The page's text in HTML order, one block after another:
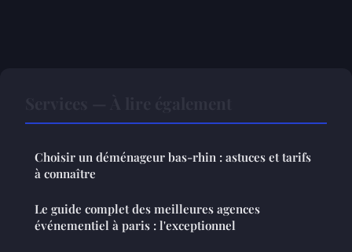
Choisir un déménageur bas-rhin : astuces et tarifs
à connaître
Le guide complet des meilleures agences
événementiel à paris : l'exceptionnel